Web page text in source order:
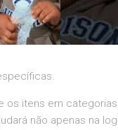
os itens em
não apenas na